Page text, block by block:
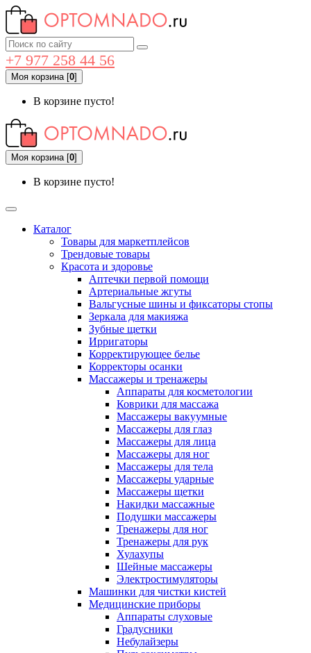
+7 977 258 44 56
Моя корзина[0]
В корзине пусто!
Моя корзина[0]
В корзине пусто!
Каталог
Товары для маркетплейсов
Трендовые товары
Красота и здоровье
Аптечки первой помощи
Артериальные жгуты
Вальгусные шины и фиксаторы стопы
Зеркала для макияжа
Зубные щетки
Ирригаторы
Корректирующее белье
Корректоры осанки
Массажеры и тренажеры
Аппараты для косметологии
Коврики для массажа
Массажеры вакуумные
Массажеры для глаз
Массажеры для лица
Массажеры для ног
Массажеры для тела
Массажеры ударные
Массажеры щетки
Накидки массажные
Подушки массажеры
Тренажеры для ног
Тренажеры для рук
Хулахупы
Шейные массажеры
Электростимуляторы
Машинки для чистки кистей
Медицинские приборы
Аппараты слуховые
Градусники
Небулайзеры